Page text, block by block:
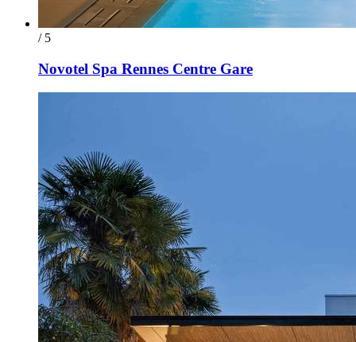
/ 5
Novotel Spa Rennes Centre Gare